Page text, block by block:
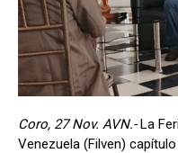
Coro, 27 Nov. AVN.-La
Venezuela (Filven)